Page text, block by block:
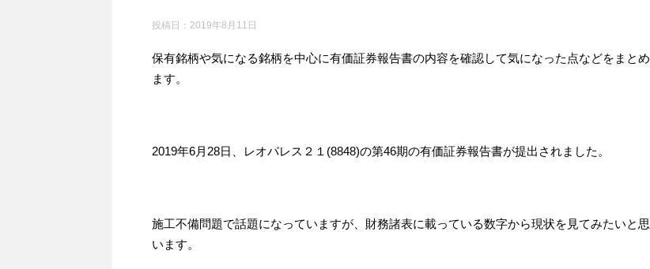
投稿日： 2019年8月11日
保有銘柄や気になる銘柄を中心に有価証券報告書の内容を確認して気になった点などをまとめ
ます。
2019年6月28日、レオパレス２１(8848)の第46期の有価証券報告書が提出されました。
施工不備問題で話題になっていますが、財務諸表に載っている数字から現状を見てみたいと思
います。